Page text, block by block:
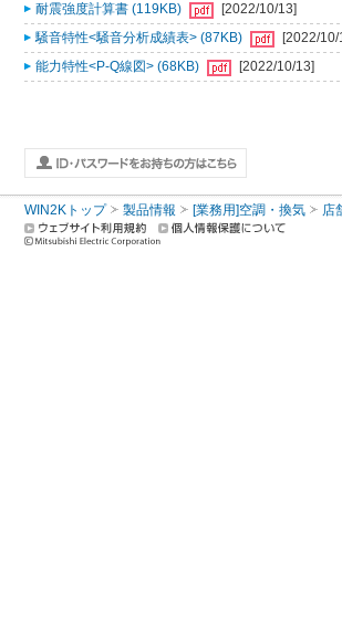
耐震強度計算書 (119KB)
[2022/10/13]
騒音特性<騒音分析成績表> (87KB)
[2022/10/
能力特性<P-Q線図> (68KB)
[2022/10/13]
WIN2Kトップ 製品情報 [業務用]空調・換気 店